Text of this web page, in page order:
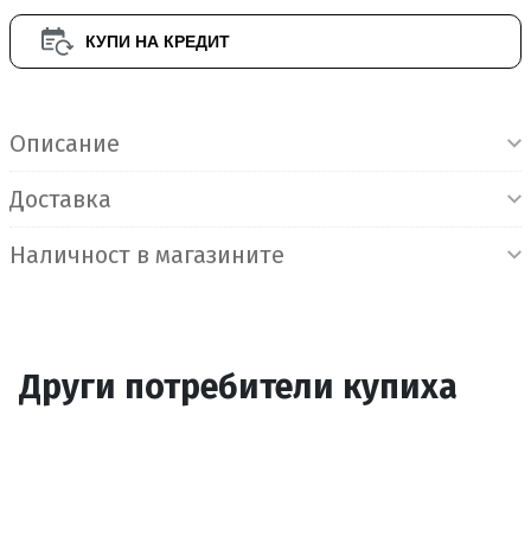
КУПИ НА КРЕДИТ
Описание
Доставка
Наличност в магазините
Други потребители купиха